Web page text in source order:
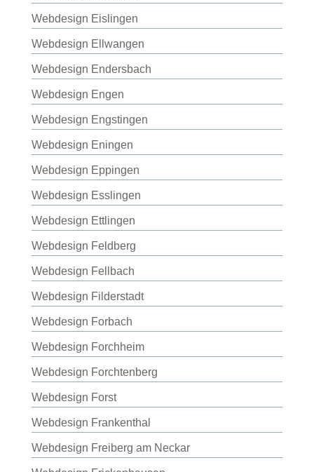
Webdesign Eislingen
Webdesign Ellwangen
Webdesign Endersbach
Webdesign Engen
Webdesign Engstingen
Webdesign Eningen
Webdesign Eppingen
Webdesign Esslingen
Webdesign Ettlingen
Webdesign Feldberg
Webdesign Fellbach
Webdesign Filderstadt
Webdesign Forbach
Webdesign Forchheim
Webdesign Forchtenberg
Webdesign Forst
Webdesign Frankenthal
Webdesign Freiberg am Neckar